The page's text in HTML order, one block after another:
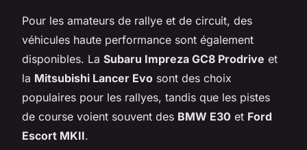
Pour les amateurs de rallye et de circuit, des
véhicules haute performance sont également
disponibles. La Subaru Impreza GC8 Prodrive et
la Mitsubishi Lancer Evo sont des choix
populaires pour les rallyes, tandis que les pistes
de course voient souvent des BMW E30 et Ford
Escort MKII.